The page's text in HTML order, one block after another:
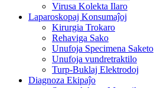
Virusa Kolekta Ilaro
Laparoskopaj Konsumaĵoj
Kirurgia Trokaro
Rehaviga Sako
Unufoja Specimena Saketo
Unufoja vundretraktilo
Turp-Buklaj Elektrodoj
Diagnoza Ekipaĵo